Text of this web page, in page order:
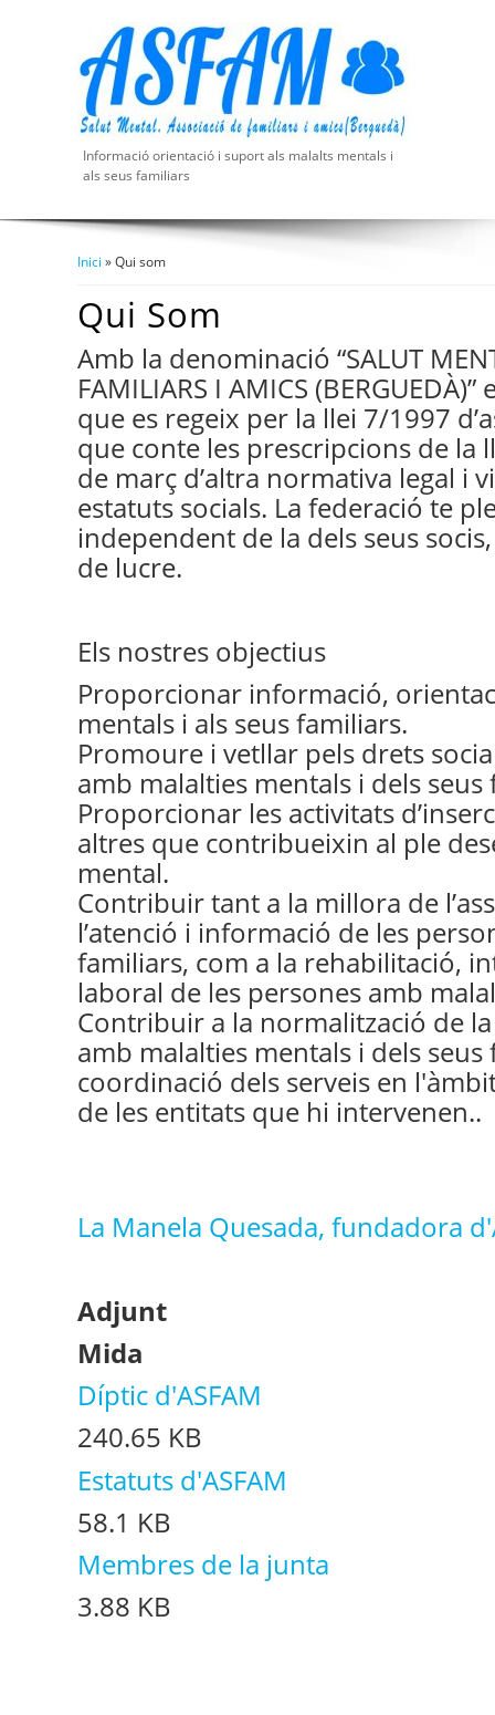
Informació orientació i suport als malalts mentals i
als seus familiars
Inici » Qui som
Qui Som
Amb la denominació “SALUT
FAMILIARS I AMICS
que es regeix per la llei 7/1997
que conte les prescripcions de la
de març d’altra normativa legal i
estatuts socials. La federació te
independent de la dels seus
de lucre.
Els nostres objectius
Proporcionar informació,
mentals i als seus familiars.
Promoure i vetllar pels drets
amb malalties mentals i dels seus
Proporcionar les activitats
altres que contribueixin al ple
mental.
Contribuir tant a la millora de
l’atenció i informació de les
familiars, com a la rehabilitació,
laboral de les persones amb
Contribuir a la normalització de
amb malalties mentals i dels
coordinació dels serveis en
de les entitats que hi intervenen..
La Manela Quesada, fundadora
Adjunt
Mida
Díptic d'ASFAM
240.65 KB
Estatuts d'ASFAM
58.1 KB
Membres de la junta
3.88 KB